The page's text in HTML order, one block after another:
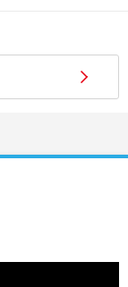
【1～3年生】
お知らせ
就活コラム